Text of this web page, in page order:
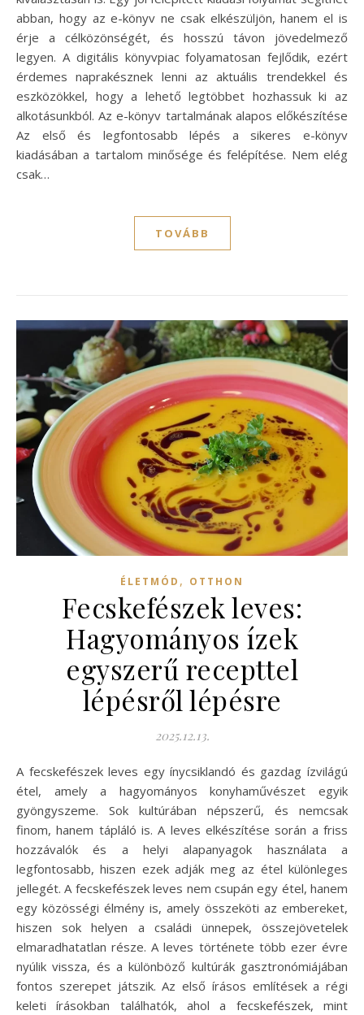
abban, hogy az e-könyv ne csak elkészüljön, hanem el is
érje a célközönségét, és hosszú távon jövedelmező
legyen. A digitális könyvpiac folyamatosan fejlődik, ezért
érdemes naprakésznek lenni az aktuális trendekkel és
eszközökkel, hogy a lehető legtöbbet hozhassuk ki az
alkotásunkból. Az e-könyv tartalmának alapos előkészítése
Az első és legfontosabb lépés a sikeres e-könyv
kiadásában a tartalom minősége és felépítése. Nem elég
csak…
TOVÁBB
ÉLETMÓD , OTTHON
Fecskefészek leves:
Hagyományos ízek
egyszerű recepttel
lépésről lépésre
2025.12.13.
A fecskefészek leves egy ínycsiklandó és gazdag ízvilágú
étel, amely a hagyományos konyhaművészet egyik
gyöngyszeme. Sok kultúrában népszerű, és nemcsak
finom, hanem tápláló is. A leves elkészítése során a friss
hozzávalók és a helyi alapanyagok használata a
legfontosabb, hiszen ezek adják meg az étel különleges
jellegét. A fecskefészek leves nem csupán egy étel, hanem
egy közösségi élmény is, amely összeköti az embereket,
hiszen sok helyen a családi ünnepek, összejövetelek
elmaradhatatlan része. A leves története több ezer évre
nyúlik vissza, és a különböző kultúrák gasztronómiájában
fontos szerepet játszik. Az első írásos említések a régi
keleti írásokban találhatók, ahol a fecskefészek, mint